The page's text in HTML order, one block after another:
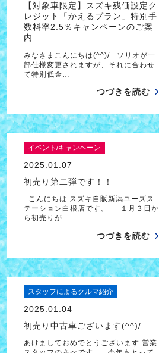
【対象車限定】スズキ残価設定ク
レジット「かえるプラン」特別手
数料率2.5％キャンペーンのご案
内
みなさまこんにちは(^^)/ ソリオが一
部仕様変更されますが、それに合わせ
て特別低金…
つづきを読む
イベント/キャンペーン
2025.01.07
初売り第二弾です！！
こんにちは スズキ自販新潟ユーズス
テーション白根店です。 １月３日か
ら初売りが…
つづきを読む
スタッフによるクルマ紹介
2025.01.04
初売り中古車ございます(^^)/
あけましておめでとうございます 営業